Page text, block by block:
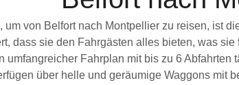
um von Belfort nach Montpellier zu reisen, ist
dass sie den Fahrgästen alles bieten, was
umfangreicher Fahrplan mit bis zu 6
über helle und geräumige Waggons